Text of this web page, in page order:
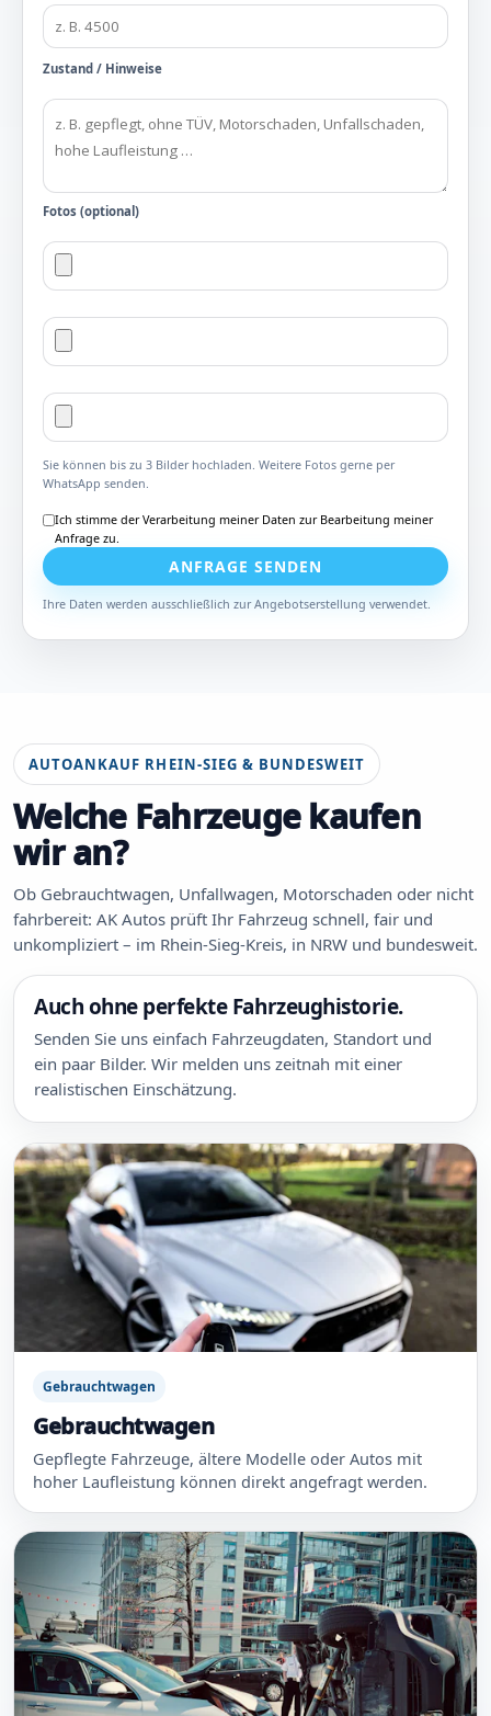
Zustand / Hinweise
Fotos (optional)
Sie können bis zu 3 Bilder hochladen. Weitere Fotos gerne per
WhatsApp senden.
Ich stimme der Verarbeitung meiner Daten zur Bearbeitung meiner
Anfrage zu.
ANFRAGE SENDEN
Ihre Daten werden ausschließlich zur Angebotserstellung verwendet.
AUTOANKAUF RHEIN-SIEG & BUNDESWEIT
Welche Fahrzeuge kaufen
wir an?
Ob Gebrauchtwagen, Unfallwagen, Motorschaden oder nicht
fahrbereit: AK Autos prüft Ihr Fahrzeug schnell, fair und
unkompliziert – im Rhein-Sieg-Kreis, in NRW und bundesweit.
Auch ohne perfekte Fahrzeughistorie.
Senden Sie uns einfach Fahrzeugdaten, Standort und
ein paar Bilder. Wir melden uns zeitnah mit einer
realistischen Einschätzung.
Gebrauchtwagen
Gebrauchtwagen
Gepflegte Fahrzeuge, ältere Modelle oder Autos mit
hoher Laufleistung können direkt angefragt werden.